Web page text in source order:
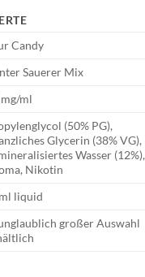
Candy
Sauerer Mix
ml
(50% PG),
Glycerin (38% VG),
Wasser (12%),
Nikotin
liquid
großer Auswahl